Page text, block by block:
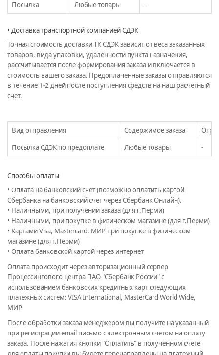
Посылка
Любые товары -
• Доставка транспортной компанией СДЭК
Точная стоимость доставки ТК СДЭК зависит от веса заказанных
товаров, вида упаковки, удаленности пункта назначения,
рассчитывается после формирования заказа и включается в
стоимость вашего заказа. Предоплаченные заказы отправляются
в течение 1-2 дней после поступления средств на наш расчетный
счет.
Вид отправления Содержимое заказа
Посылка СДЭК по предоплате
Любые товары -
Способы оплаты
• Оплата на банковский счет (возможно оплатить картой
Сбербанка на банковский счет через Сбербанк Онлайн).
• Наличными, при получении заказа (для г.Перми)
• Наличными, при покупке в физическом магазине (для г.Перми)
• Картами Visa, Mastercard, МИР при покупке в физическом
магазине (для г.Перми)
• Оплата банковской картой через интернет
Оплата происходит через авторизационный сервер
Процессингового центра ПАО "Сбербанк России" с
использованием банковских кредитных карт следующих
платежных систем: VISA International, MasterCard World Wide,
МИР.
После обработки заказа менеджером вы получите на указанный
при регистрации email письмо с электронным счетом на оплату
заказа. После нажатия кнопки "Оплатить" в полученном счете